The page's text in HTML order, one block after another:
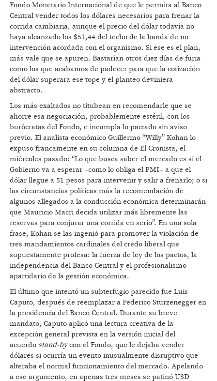
Fondo Monetario Internacional de que le permita al Banco
Central vender todos los dólares necesarios para frenar la
corrida cambiaria, aunque el precio del dólar todavía no
haya alcanzado los $51,44 del techo de la banda de no
intervención acordada con el organismo. Si ese es el plan,
más vale que se apuren. Bastarían otros diez días de furia
como los que acabamos de padecer para que la cotización
del dólar superara ese tope y el planteo deviniera
abstracto.
Los más exaltados no titubean en recomendarle que se
ahorre esa negociación, probablemente estéril, con los
burócratas del Fondo, e incumpla lo pactado sin aviso
previo. El analista económico Guillermo “Willy” Kohan lo
expuso francamente en su columna de El Cronista, el
miércoles pasado: “Lo que busca saber el mercado es si el
Gobierno va a esperar –como lo obliga el FMI– a que el
dólar llegue a 51 pesos para intervenir y salir a frenarlo; o si
las circunstancias políticas más la recomendación de
algunos allegados a la conducción económica determinarán
que Mauricio Macri decida utilizar más libremente las
reservas para conjurar una corrida en serio”. En una sola
frase, Kohan se las ingenió para promover la violación de
tres mandamientos cardinales del credo liberal que
supuestamente profesa: la fuerza de ley de los pactos, la
independencia del Banco Central y el profesionalismo
apartidario de la gestión económica.
El último que intentó un subterfugio parecido fue Luis
Caputo, después de reemplazar a Federico Sturzenegger en
la presidencia del Banco Central. Durante su breve
mandato, Caputo aplicó una lectura creativa de la
excepción general prevista en la versión inicial del
acuerdo stand-bycon el Fondo, que le dejaba vender
dólares si ocurría un evento inusualmente disruptivo que
alteraba el normal funcionamiento del mercado. Apelando
a ese argumento, en apenas tres meses se patinó U$D